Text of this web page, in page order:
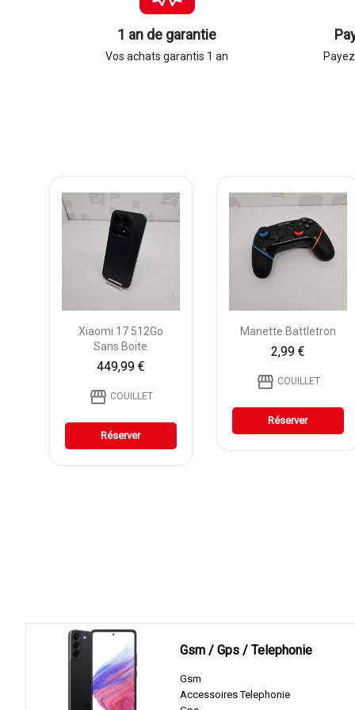
1 an de garantie
Vos achats garantis 1 an
Xiaomi 17 512Go
Sans Boite
449,99 €
storefront COUILLET
Réserver
Manette Battletron
2,99 €
storefront COUILLET
Réserver
Gsm / Gps / Telephonie
Gsm
Accessoires Telephonie